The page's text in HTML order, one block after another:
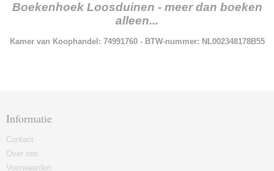
Boekenhoek Loosduinen - meer dan boeken
alleen...
Kamer van Koophandel: 74991760 - BTW-nummer: NL002348178B55
Informatie
Contact
Over ons
Voorwaarden